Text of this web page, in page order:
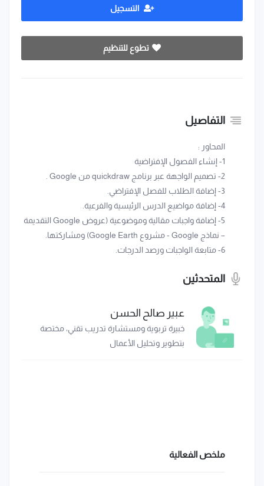
التسجيل
تطوع للتنظيم
التفاصيل
المحاور :
1- إنشاء الفصول الإفتراضية
2- تصميم الواجهة عبر برنامج quickdraw من Google .
3- إضافة الطلاب للفصل الإفتراضي.
4- إضافة مواضيع الدرس الرئيسية والفرعية.
5- إضافة واجبات مقالية وموضوعية (عروض Google التقديمة
– نماذج Google - مشروع Google Earth) ومشاركتها.
6- متابعة الواجبات ورصد الدرجات.
المتحدثين
عبير صالح الحسن
خبيرة تربوية ومستشارة تدريب تقني، مختصة
بتطوير وتحليل الأعمال
ملخص الفعالية